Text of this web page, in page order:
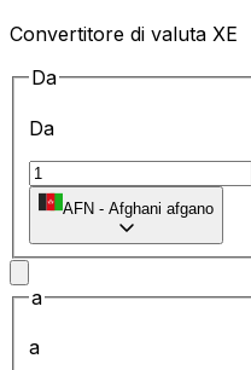
Convertitore di valuta XE
Da
Da
AFN - Afghani afgano
a
a